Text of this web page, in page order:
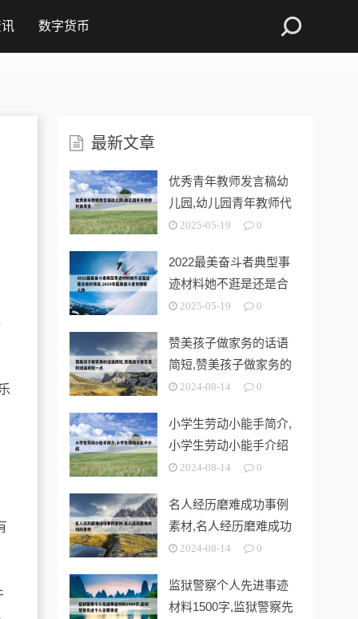
数字货币
最新文章
优秀青年教师发言稿幼
儿园,幼儿园青年教师代
表发言
2025-05-19 0
2022最美奋斗者典型事
迹材料她不逛是还是合
格的母亲
2025-05-19 0
赞美孩子做家务的话语
简短,赞美孩子做家务的
话语简短一
2024-08-14 0
小学生劳动小能手简介,
小学生劳动小能手介绍
2024-08-14 0
名人经历磨难成功事例
素材,名人经历磨难成功
的事例
2024-08-14 0
监狱警察个人先进事迹
材料1500字,监狱警察先